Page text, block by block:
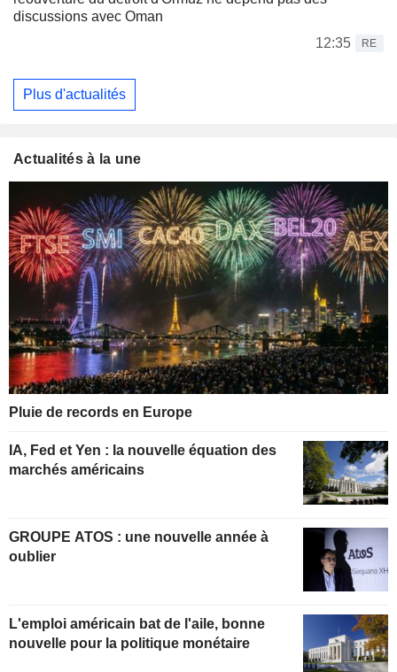
discussions avec Oman
12:35
RE
Plus d'actualités
Actualités à la une
Pluie de records en Europe
IA, Fed et Yen : la nouvelle équation des
marchés américains
GROUPE ATOS : une nouvelle année à
oublier
L'emploi américain bat de l'aile, bonne
nouvelle pour la politique monétaire